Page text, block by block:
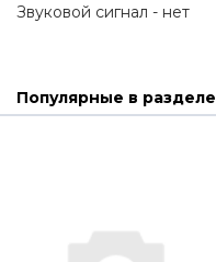
Звуковой сигнал - нет
Популярные в разделе